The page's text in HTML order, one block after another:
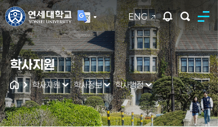
ENG
연세대학교
통합검색
학사지원
학사지원 학사정보 학사행정